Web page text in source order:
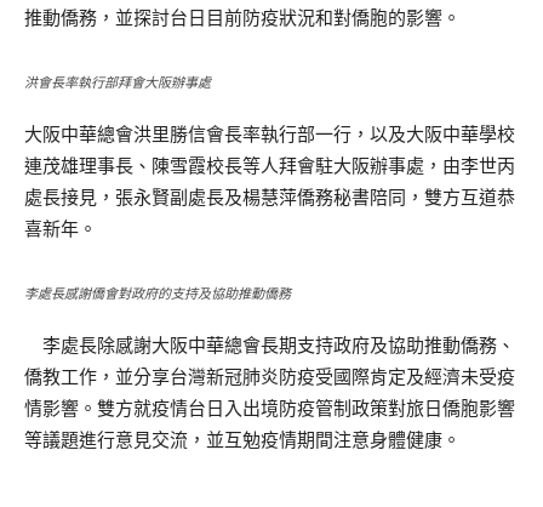
推動僑務，並探討台日目前防疫狀況和對僑胞的影響。
洪會長率執行部拜會大阪辦事處
大阪中華總會洪里勝信會長率執行部一行，以及大阪中華學校
連茂雄理事長、陳雪霞校長等人拜會駐大阪辦事處，由李世丙
處長接見，張永賢副處長及楊慧萍僑務秘書陪同，雙方互道恭
喜新年。
李處長感謝僑會對政府的支持及協助推動僑務
李處長除感謝大阪中華總會長期支持政府及協助推動僑務、
僑教工作，並分享台灣新冠肺炎防疫受國際肯定及經濟未受疫
情影響。雙方就疫情台日入出境防疫管制政策對旅日僑胞影響
等議題進行意見交流，並互勉疫情期間注意身體健康。